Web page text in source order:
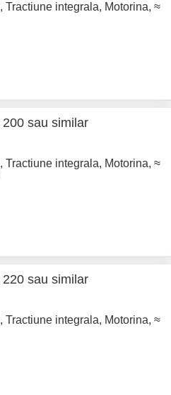
, Tractiune integrala, Motorina, ≈
200 sau similar
, Tractiune integrala, Motorina, ≈
220 sau similar
, Tractiune integrala, Motorina, ≈